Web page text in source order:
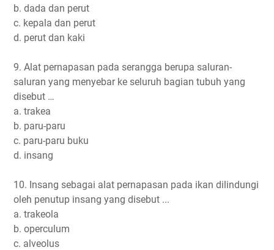
b. dada dan perut
c. kepala dan perut
d. perut dan kaki
9. Alat pernapasan pada serangga berupa saluran-
saluran yang menyebar ke seluruh bagian tubuh yang
disebut …
a. trakea
b. paru-paru
c. paru-paru buku
d. insang
10. Insang sebagai alat pernapasan pada ikan dilindungi
oleh penutup insang yang disebut ...
a. trakeola
b. operculum
c. alveolus